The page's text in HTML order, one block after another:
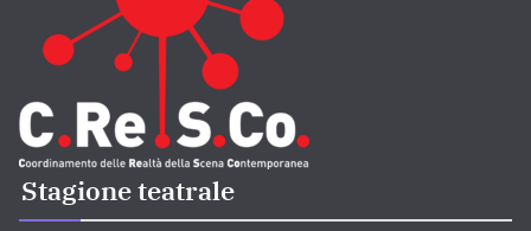
Stagione teatrale